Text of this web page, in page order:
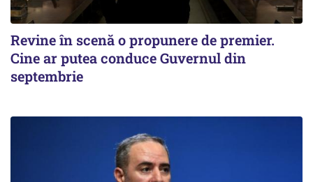
Revine în scenă o propunere de premier.
Cine ar putea conduce Guvernul din
septembrie